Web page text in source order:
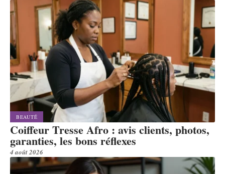
BEAUTÉ
Coiffeur Tresse Afro : avis clients, photos,
garanties, les bons réflexes
4 août 2026